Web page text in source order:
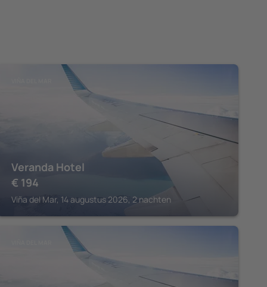
Veranda Hotel
€ 194
Viña del Mar, 14 augustus 2026, 2 nachten